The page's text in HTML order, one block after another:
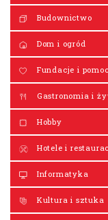
Budownictwo
Dom i ogród
Fundacje i pomoc
Gastronomia i
Hobby
Hotele i
Informatyka
Kultura i sztuka